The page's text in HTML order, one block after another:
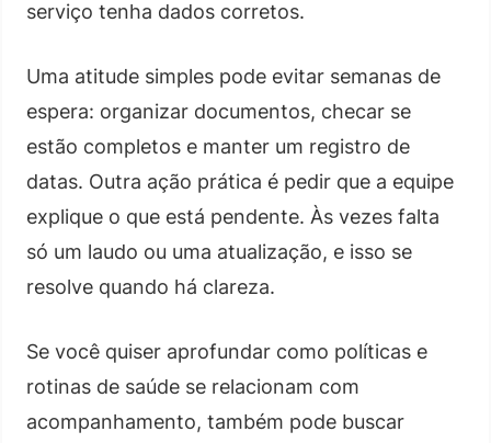
serviço tenha dados corretos.
Uma atitude simples pode evitar semanas de
espera: organizar documentos, checar se
estão completos e manter um registro de
datas. Outra ação prática é pedir que a equipe
explique o que está pendente. Às vezes falta
só um laudo ou uma atualização, e isso se
resolve quando há clareza.
Se você quiser aprofundar como políticas e
rotinas de saúde se relacionam com
acompanhamento, também pode buscar